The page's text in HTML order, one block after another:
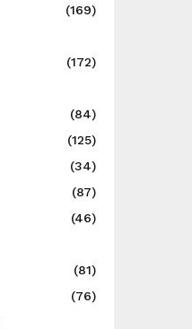
(169)
(172)
(84)
(125)
(34)
(87)
(46)
(81)
(76)